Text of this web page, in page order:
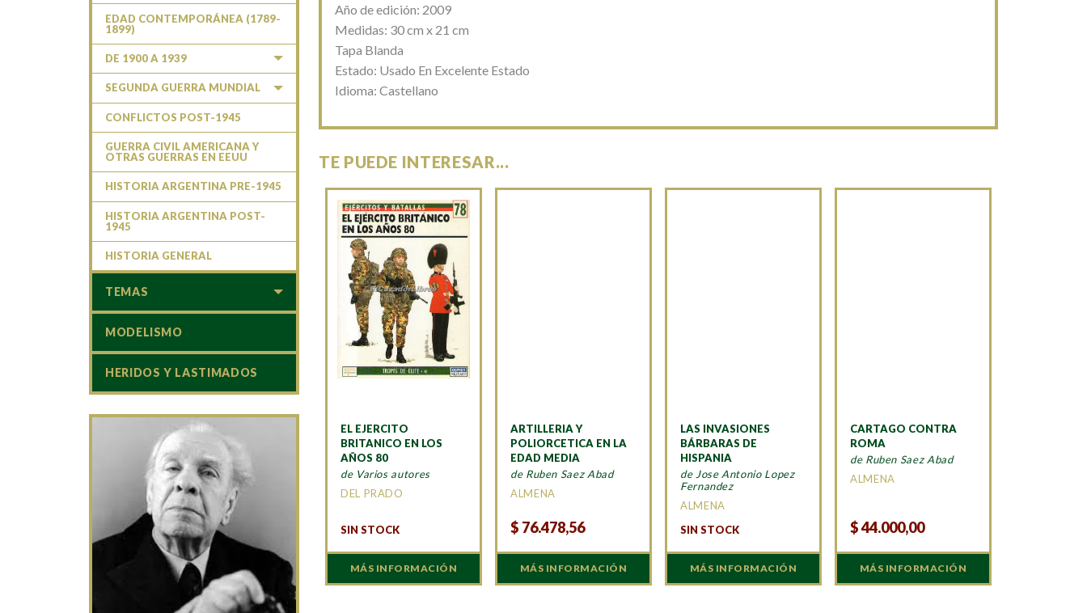
Año de edición: 2009
Medidas: 30 cm x 21 cm
Tapa Blanda
Estado: Usado En Excelente Estado
Idioma: Castellano
TE PUEDE INTERESAR...
EL EJERCITO
BRITANICO EN LOS
AÑOS 80
de Varios autores
DEL PRADO
SIN STOCK
MÁS INFORMACIÓN
ARTILLERIA Y
POLIORCETICA EN LA
EDAD MEDIA
de Ruben Saez Abad
ALMENA
$ 76.478,56
MÁS INFORMACIÓN
LAS INVASIONES
BÁRBARAS DE
HISPANIA
de Jose Antonio Lopez
Fernandez
ALMENA
SIN STOCK
MÁS INFORMACIÓN
CARTAGO CONTRA
ROMA
de Ruben Saez Abad
ALMENA
$44.000,00
MÁS INFORMACIÓN
EDAD CONTEMPORÁNEA (1789-
1899)
DE 1900 A 1939
SEGUNDA GUERRA MUNDIAL
CONFLICTOS POST-1945
GUERRA CIVIL AMERICANA Y
OTRAS GUERRAS EN EEUU
HISTORIA ARGENTINA PRE-1945
HISTORIA ARGENTINA POST-
1945
HISTORIA GENERAL
TEMAS
MODELISMO
HERIDOS Y LASTIMADOS